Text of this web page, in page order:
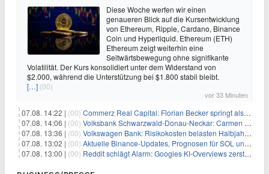
Diese Woche werfen wir einen
genaueren Blick auf die Kursentwicklung
von Ethereum, Ripple, Cardano, Binance
Coin und Hyperliquid. Ethereum (ETH)
Ethereum zeigt weiterhin eine
Seitwärtsbewegung ohne signifikante
Volatilität. Der Kurs konsolidiert unter dem Widerstand von
$2.000, während die Unterstützung bei $1.800 stabil bleibt.
[…] (00)
vor 33 Minuten
07.08. 14:22 | (00) Commerz Real Capital: Florian Becker springt als Leiter ein
07.08. 14:06 | (00) Volksbank Schwarzwald-Donau-Neckar: Carmen Wedam übernimmt Aufsichtsratsvorsitz
07.08. 13:36 | (00) Volkswagen Bank: Risikokosten belasten Halbjahresergebnis
07.08. 13:02 | (00) Aktuelle Binance-Updates, Prognosen für SOL und DOGE: Zusammenfassung vom 7. August
07.08. 13:00 | (00) Reddit schlägt Alarm: Googles KI-Overviews zerstören das Traffic-Geschäftsmodell